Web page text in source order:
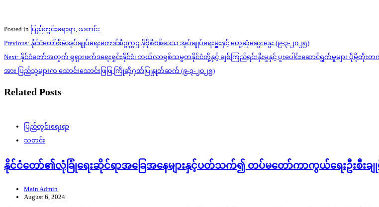
Posted in ပြည်တွင်းရေးရာ, သတင်း
Post
navigation
Previous: နိုင်ငံတော်စီမံအုပ်ချုပ်ရေးကောင်စီဥက္ကဋ္ဌ နိုဗိုစီဗစ်ဒေသ အုပ်ချုပ်ရေးမှူးနှင့် တွေ့ဆုံဆွေးနွေး (၉-၃-၂၀၂၅)
Next: နိုင်ငံတော်အတွက် ရုရှားဖက်ဒရေးရှင်းနိုင်ငံ၊ ဘယ်လာရုစ်သမ္မတနိုင်ငံတို့နှင့် ချစ်ကြည်ရင်းနှီးမှုနှင့် ပူးပေါင်းဆောင်ရွက်မှုများ ပို
အား ပြည်သူများက သောင်းသောင်းဖြဖြ ကြိုဆိုဂုဏ်ပြုနှုတ်ဆက် (၉-၃-၂၀၂၅)
Related Posts
ပြည်တွင်းရေးရာ
သတင်း
နိုင်ငံတော်၏လုံခြုံရေးဆိုင်ရာအခြေအနေများနှင့်ပတ်သက်၍ တပ်မတော်ကာကွယ်ရေးဦးစီးချုပ်
Main Admin
August 6, 2024